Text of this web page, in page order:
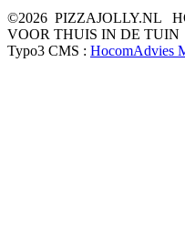
©2026 PIZZAJOLLY.NL
VOOR THUIS IN DE TUIN
Typo3 CMS : HocomAdvies